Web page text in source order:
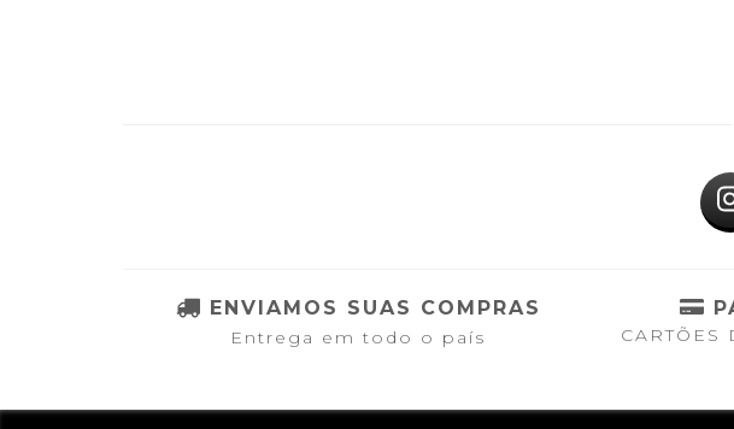
ENVIAMOS SUAS COMPRAS
Entrega em todo o país CARTÕES